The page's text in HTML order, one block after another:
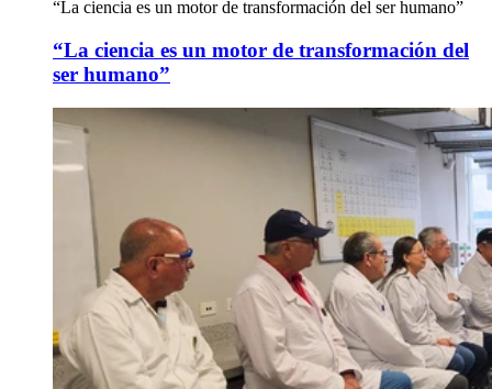
“La ciencia es un motor de transformación del ser humano”
“La ciencia es un motor de transformación del
ser humano”